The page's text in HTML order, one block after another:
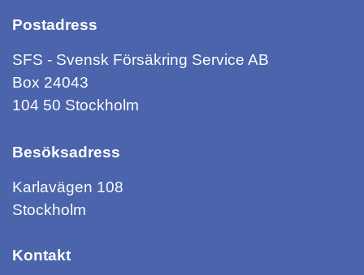
Postadress
SFS - Svensk Försäkring Service AB
Box 24043
104 50 Stockholm
Besöksadress
Karlavägen 108
Stockholm
Kontakt